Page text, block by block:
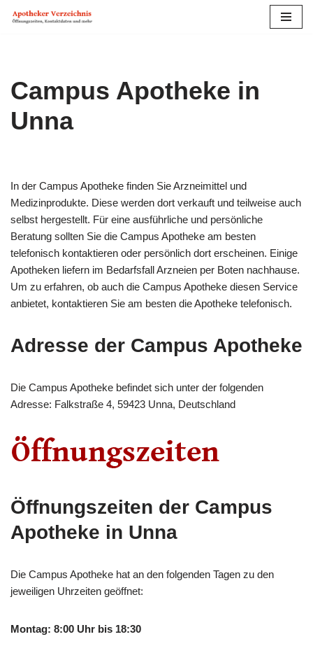
Campus Apotheke in
Unna
In der Campus Apotheke finden Sie Arzneimittel und
Medizinprodukte. Diese werden dort verkauft und teilweise auch
selbst hergestellt. Für eine ausführliche und persönliche
Beratung sollten Sie die Campus Apotheke am besten
telefonisch kontaktieren oder persönlich dort erscheinen. Einige
Apotheken liefern im Bedarfs­fall Arzneien per Boten nachhause.
Um zu erfahren, ob auch die Campus Apotheke diesen Service
anbietet, kontaktieren Sie am besten die Apotheke telefonisch.
Adresse der Campus Apotheke
Die Campus Apotheke befindet sich unter der folgenden
Adresse: Falkstraße 4, 59423 Unna, Deutschland
Öffnungszeiten der Campus
Apotheke in Unna
Die Campus Apotheke hat an den folgenden Tagen zu den
jeweiligen Uhrzeiten geöffnet:
Montag: 8:00 Uhr bis 18:30